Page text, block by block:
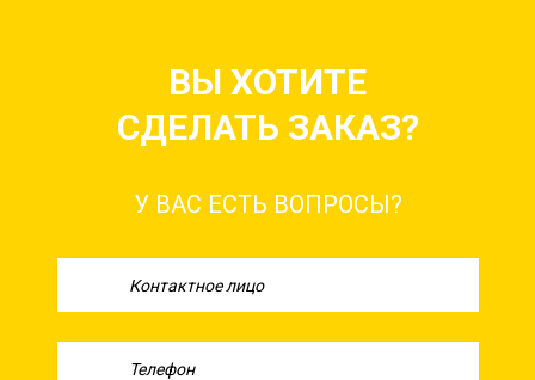
ВЫ ХОТИТЕ
СДЕЛАТЬ ЗАКАЗ?
У ВАС ЕСТЬ ВОПРОСЫ?